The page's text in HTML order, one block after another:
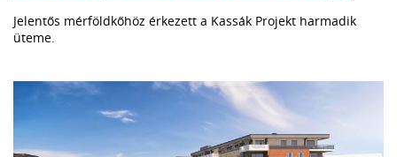
Jelentős mérföldkőhöz érkezett a Kassák Projekt harmadik
üteme.